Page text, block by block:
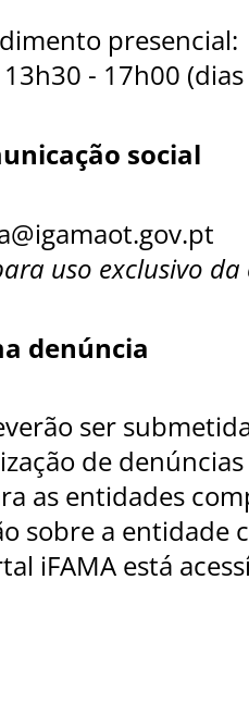
presencial:
- 17h00
social
uso exclusivo
denúncia
ser
de
as entidades
sobre a entidade
iFAMA está